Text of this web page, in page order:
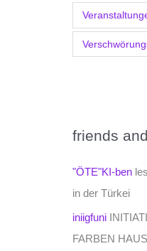
friends
"ÖTE"KI-ben
in der Türkei
iniigfuni
FARBEN HAUS